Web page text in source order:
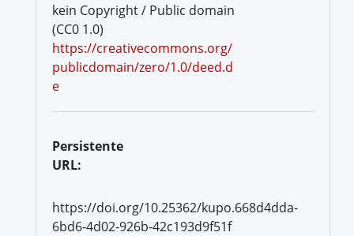
kein Copyright / Public domain
(CC0 1.0)
https://creativecommons.org/
publicdomain/zero/1.0/deed.d
e
Persistente
URL:
https://doi.org/10.25362/kupo.668d4dda-
6bd6-4d02-926b-42c193d9f51f